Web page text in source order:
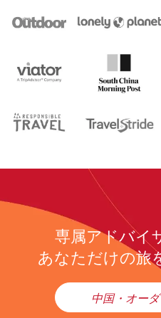
専属アドバイ
あなただけの旅
中国・オー